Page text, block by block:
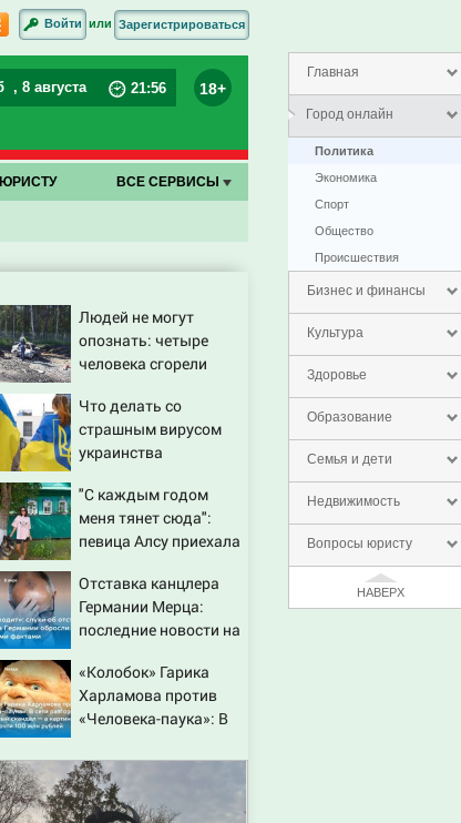
Главная
Город онлайн
Политика
Экономика
Спорт
Общество
Проиcшествия
Бизнес и финансы
Культура
Здоровье
Образование
Семья и дети
Недвижимость
Вопросы юристу
НАВЕРХ
Войти или Зарегистрироваться
, 8 августа 21:56 18+
ВСЕ СЕРВИСЫ
Людей не могут
опознать: четыре
человека сгорели
ДТП на трассе
07/08/2026 – Новости
Что делать со
страшным вирусом
украинства
"С каждым годом
меня тянет сюда":
певица Алсу приехала
где прошло ее детство
07/08/2026 – Новости
Отставка канцлера
Германии Мерца:
последние новости на
прогнозы
«Колобок» Гарика
Харламова против
«Человека-паука»: В
грандиозный скандал
— а картина уже
собрала почти 100